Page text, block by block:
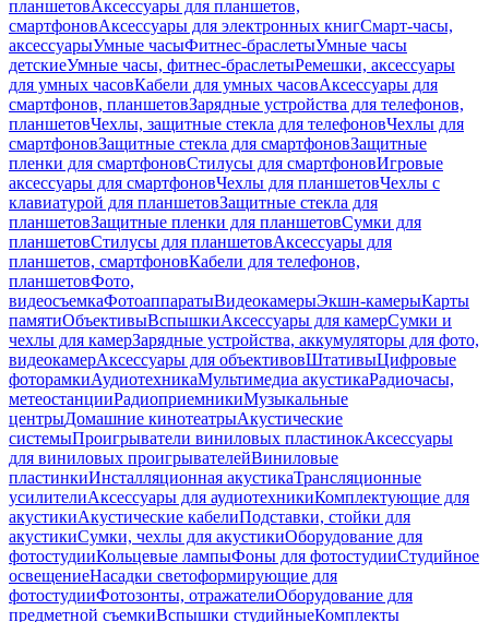
планшетовАксессуары для планшетов,
смартфоновАксессуары для электронных книгСмарт-часы,
аксессуарыУмные часыФитнес-браслетыУмные часы
детскиеУмные часы, фитнес-браслетыРемешки, аксессуары
для умных часовКабели для умных часовАксессуары для
смартфонов, планшетовЗарядные устройства для телефонов,
планшетовЧехлы, защитные стекла для телефоновЧехлы для
смартфоновЗащитные стекла для смартфоновЗащитные
пленки для смартфоновСтилусы для смартфоновИгровые
аксессуары для смартфоновЧехлы для планшетовЧехлы с
клавиатурой для планшетовЗащитные стекла для
планшетовЗащитные пленки для планшетовСумки для
планшетовСтилусы для планшетовАксессуары для
планшетов, смартфоновКабели для телефонов,
планшетовФото,
видеосъемкаФотоаппаратыВидеокамерыЭкшн-камерыКарты
памятиОбъективыВспышкиАксессуары для камерСумки и
чехлы для камерЗарядные устройства, аккумуляторы для фото,
видеокамерАксессуары для объективовШтативыЦифровые
фоторамкиАудиотехникаМультимедиа акустикаРадиочасы,
метеостанцииРадиоприемникиМузыкальные
центрыДомашние кинотеатрыАкустические
системыПроигрыватели виниловых пластинокАксессуары
для виниловых проигрывателейВиниловые
пластинкиИнсталляционная акустикаТрансляционные
усилителиАксессуары для аудиотехникиКомплектующие для
акустикиАкустические кабелиПодставки, стойки для
акустикиСумки, чехлы для акустикиОборудование для
фотостудииКольцевые лампыФоны для фотостудииСтудийное
освещениеНасадки светоформирующие для
фотостудииФотозонты, отражателиОборудование для
предметной съемкиВспышки студийныеКомплекты